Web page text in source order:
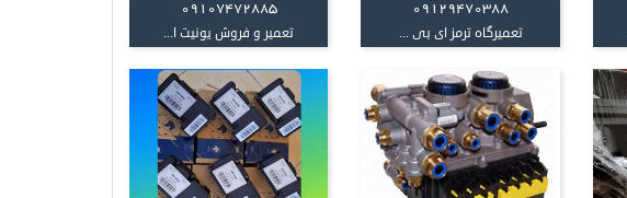
09129470388
تعمیرگاه ترمز ای بی ...
09107472885
تعمیر و فروش یونیت ا...